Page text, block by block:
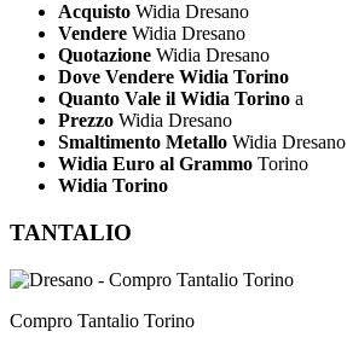
Acquisto Widia Dresano
Vendere Widia Dresano
Quotazione Widia Dresano
Dove Vendere Widia Torino
Quanto Vale il Widia Torino a
Prezzo Widia Dresano
Smaltimento Metallo Widia Dresano
Widia Euro al Grammo Torino
Widia Torino
TANTALIO
Compro Tantalio Torino